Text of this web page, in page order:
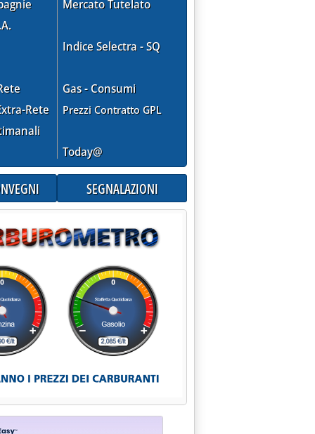
2011)
Rete
Mercato Tutelato
Indice Selectra - SQ
Gas - Consumi
Prezzi Contratto GPL
Today@
SEGNALAZIONI